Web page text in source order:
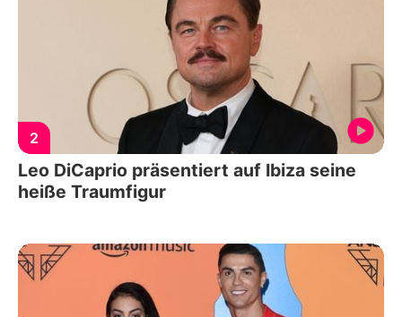
2
Leo DiCaprio präsentiert auf Ibiza seine
heiße Traumfigur